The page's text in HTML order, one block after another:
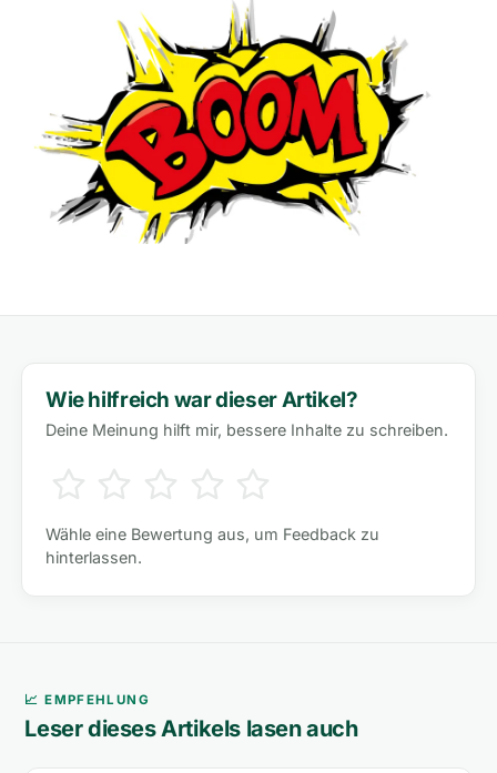
Wie hilfreich war dieser Artikel?
Deine Meinung hilft mir, bessere Inhalte zu schreiben.
Wähle eine Bewertung aus, um Feedback zu
hinterlassen.
📈 EMPFEHLUNG
Leser dieses Artikels lasen auch